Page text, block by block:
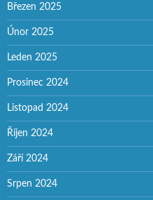
Březen 2025
Únor 2025
Leden 2025
Prosinec 2024
Listopad 2024
Říjen 2024
Září 2024
Srpen 2024